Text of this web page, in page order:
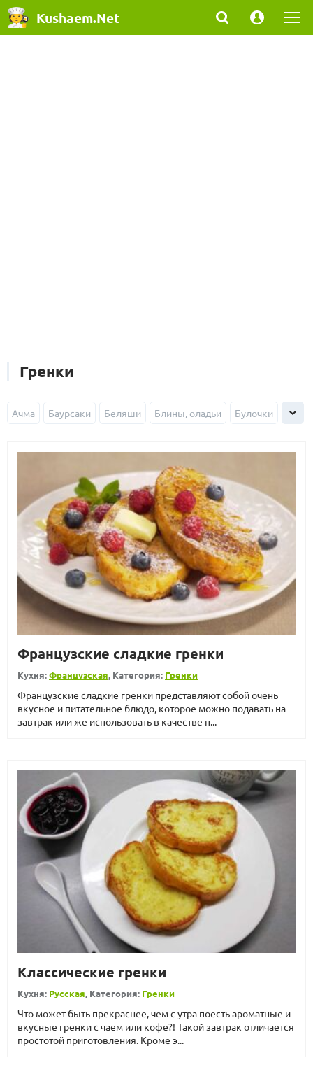
Kushaem.Net
Гренки
Ачма Баурсаки Беляши Блины, оладьи Булочки
Французские сладкие гренки
Кухня:Французская, Категория: Гренки
Французские сладкие гренки представляют собой очень
вкусное и питательное блюдо, которое можно подавать на
завтрак или же использовать в качестве п...
Классические гренки
Кухня: Русская, Категория: Гренки
Что может быть прекраснее, чем с утра поесть ароматные и
вкусные гренки с чаем или кофе?! Такой завтрак отличается
простотой приготовления. Кроме э...